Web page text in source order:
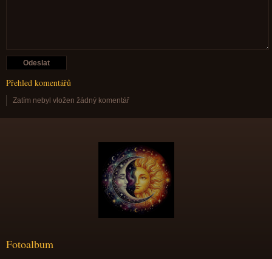
Přehled komentářů
Zatím nebyl vložen žádný komentář
Fotoalbum